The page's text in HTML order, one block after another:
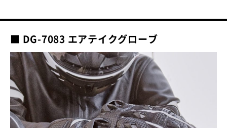
■ DG-7083 エアテイクグローブ